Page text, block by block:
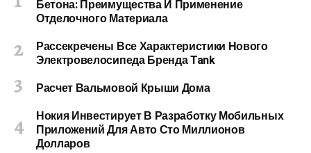
Бетона: Преимущества И Применение
Отделочного Материала
Рассекречены Все Характеристики Нового
Электровелосипеда Бренда Tank
Расчет Вальмовой Крыши Дома
Нокия Инвестирует В Разработку Мобильных
Приложений Для Авто Сто Миллионов
Долларов